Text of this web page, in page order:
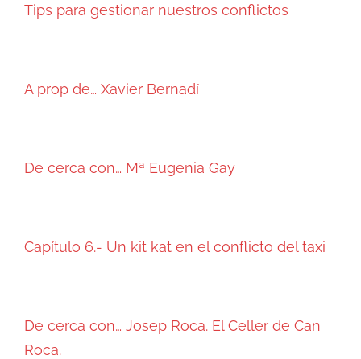
Tips para gestionar nuestros conflictos
A prop de… Xavier Bernadí
De cerca con… Mª Eugenia Gay
Capítulo 6.- Un kit kat en el conflicto del taxi
De cerca con… Josep Roca. El Celler de Can
Roca.